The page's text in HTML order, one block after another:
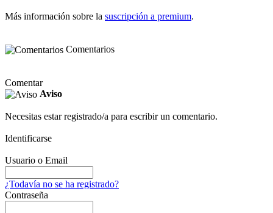
Más información sobre la suscripción a premium.
Comentarios
Comentar
Aviso
Necesitas estar registrado/a para escribir un comentario.
Identificarse
Usuario o Email
¿Todavía no se ha registrado?
Contraseña